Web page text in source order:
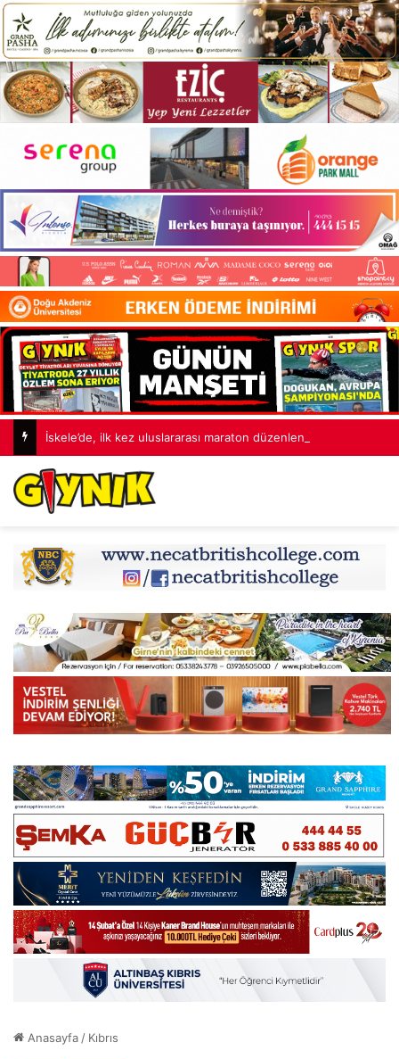
İskele’de, ilk kez uluslararası maraton düzenleniyor
Anasayfa / Kıbrıs